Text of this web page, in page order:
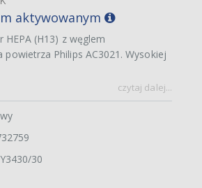
aktywowanym
(H13) z węglem
Philips AC3021. Wysokiej
czytaj dalej...
30